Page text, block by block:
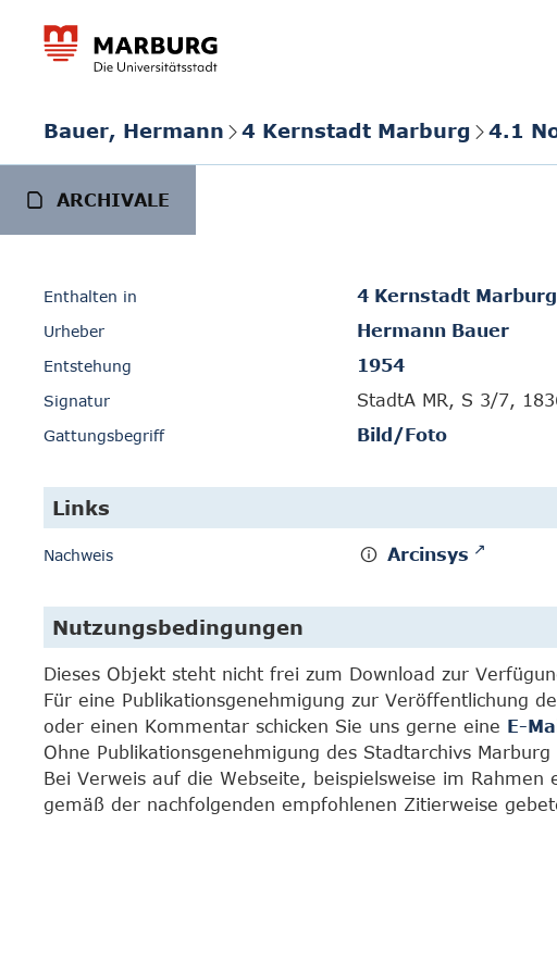
Bauer, Hermann 4 Kernstadt Marburg 4.1
ARCHIVALE
Enthalten in 4 Kernstadt Marburg
Urheber Hermann Bauer
Entstehung 1954
Signatur StadtA MR, S 3/7,
Gattungsbegriff Bild/Foto
Links
Nachweis Arcinsys
Nutzungsbedingungen
Dieses Objekt steht nicht frei zum Download zur
Für eine Publikationsgenehmigung zur Veröffentlichung
oder einen Kommentar schicken Sie uns gerne eine E-
Ohne Publikationsgenehmigung des Stadtarchivs
Bei Verweis auf die Webseite, beispielsweise im
gemäß der nachfolgenden empfohlenen Zitierweise